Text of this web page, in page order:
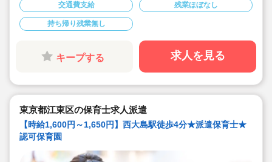
オススメです。
■時給1,600円～1,650円、乳児クラス補助のお仕事で
す。
交通費支給 残業ほぼなし
持ち帰り残業無し
キープする 求人を見る
東京都江東区の保育士求人派遣
【時給1,600円～1,650円】西大島駅徒歩4分★派遣保育士★
認可保育園